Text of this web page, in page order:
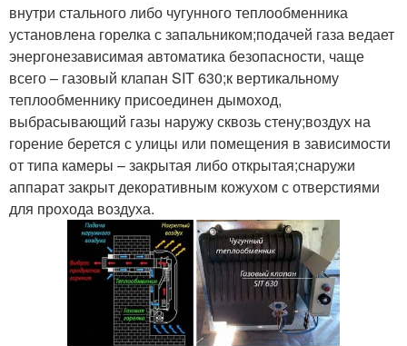
внутри стального либо чугунного теплообменника
установлена горелка с запальником;подачей газа ведает
энергонезависимая автоматика безопасности, чаще
всего – газовый клапан SIT 630;к вертикальному
теплообменнику присоединен дымоход,
выбрасывающий газы наружу сквозь стену;воздух на
горение берется с улицы или помещения в зависимости
от типа камеры – закрытая либо открытая;снаружи
аппарат закрыт декоративным кожухом с отверстиями
для прохода воздуха.